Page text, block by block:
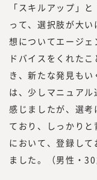
「スキルアップ」
って、選択肢が大
想についてエージ
ドバイスをくれた
き、新たな発見も
は、少しマニュア
感じましたが、選
ており、しっかり
において、登録し
ました。（男性・30